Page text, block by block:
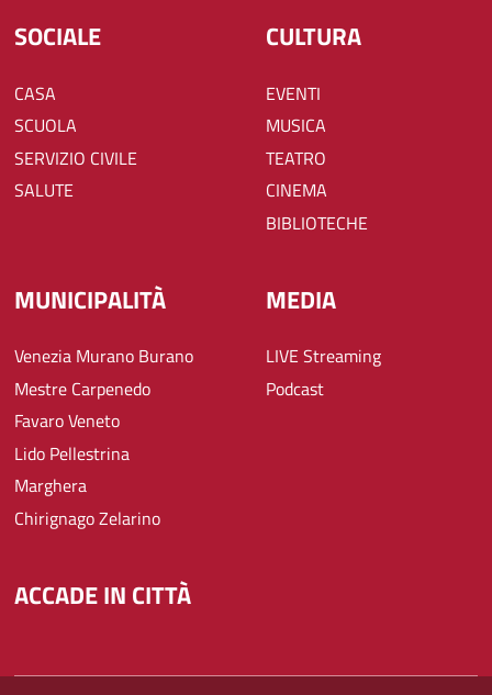
SOCIALE
CASA
SCUOLA
SERVIZIO CIVILE
SALUTE
CULTURA
EVENTI
MUSICA
TEATRO
CINEMA
BIBLIOTECHE
MUNICIPALITÀ
Venezia Murano Burano
Mestre Carpenedo
Favaro Veneto
Lido Pellestrina
Marghera
Chirignago Zelarino
MEDIA
LIVE Streaming
Podcast
ACCADE IN CITTÀ